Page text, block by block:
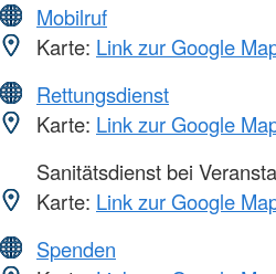
Mobilruf
Karte: Link zur Google
Rettungsdienst
Karte: Link zur Google
Sanitätsdienst bei
Karte: Link zur Google
Spenden